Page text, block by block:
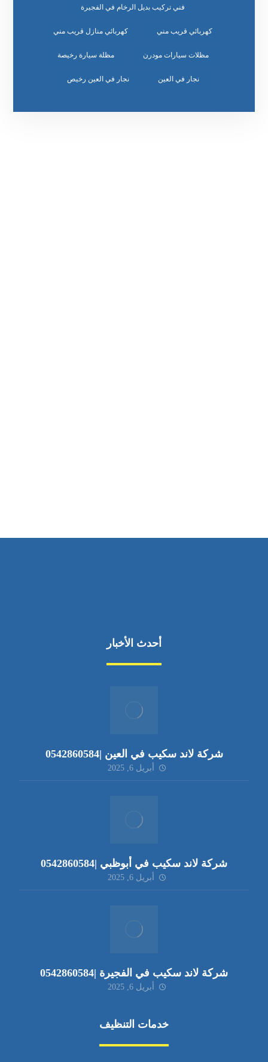
فني تركيب بديل الرخام في الفجيرة
كهربائي قريب مني كهربائي منازل قريب مني
مظلات سيارات مودرن مظلة سيارة رخيصة
نجار في العين نجار في العين رخيص
أحدث الأخبار
شركة لاند سكيب في العين |0542860584
أبريل 6, 2025
شركة لاند سكيب في أبوظبي |0542860584
أبريل 6, 2025
شركة لاند سكيب في الفجيرة |0542860584
أبريل 6, 2025
خدمات التنظيف